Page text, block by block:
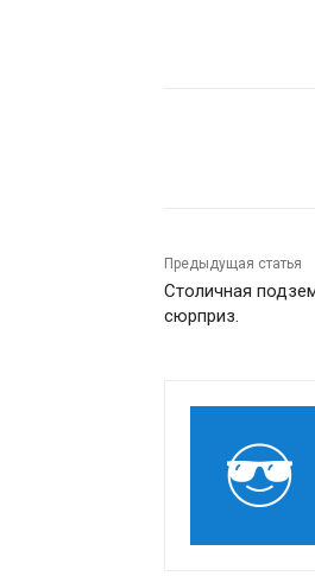
Предыдущая статья
Столичная
сюрприз.